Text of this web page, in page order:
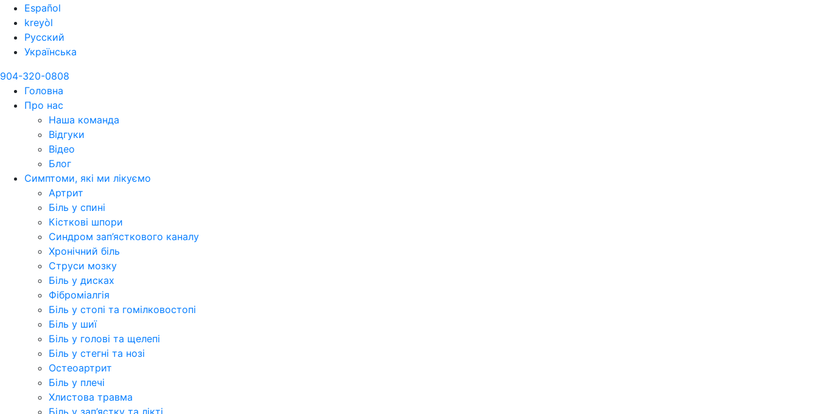
Español
kreyòl
Русский
Українська
904-320-0808
Головна
Про нас
Наша команда
Відгуки
Відео
Блог
Симптоми, які ми лікуємо
Артрит
Біль у спині
Кісткові шпори
Синдром зап’ясткового каналу
Хронічний біль
Струси мозку
Біль у дисках
Фіброміалгія
Біль у стопі та гомілковостопі
Біль у шиї
Біль у голові та щелепі
Біль у стегні та нозі
Остеоартрит
Біль у плечі
Хлистова травма
Біль у зап’ястку та лікті